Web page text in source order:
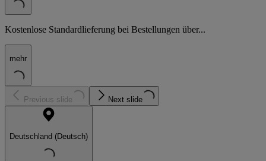
Kostenlose Standardlieferung bei Bestellungen über...
mehr
Previous slide Next slide
Deutschland (Deutsch)